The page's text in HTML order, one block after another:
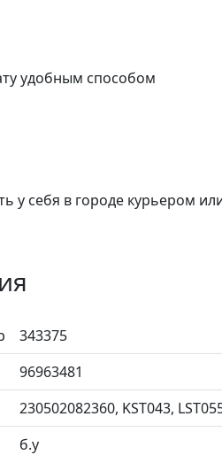
удобным способом
у себя в городе курьером
343375
96963481
230502082360, KST043,
б.у